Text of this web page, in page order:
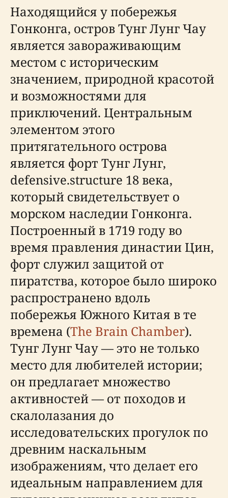
Находящийся у побережья
Гонконга, остров Тунг Лунг Чау
является завораживающим
местом с историческим
значением, природной красотой
и возможностями для
приключений. Центральным
элементом этого
притягательного острова
является форт Тунг Лунг,
defensive.structure 18 века,
который свидетельствует о
морском наследии Гонконга.
Построенный в 1719 году во
время правления династии Цин,
форт служил защитой от
пиратства, которое было широко
распространено вдоль
побережья Южного Китая в те
времена (The Brain Chamber).
Тунг Лунг Чау — это не только
место для любителей истории;
он предлагает множество
активностей — от походов и
скалолазания до
исследовательских прогулок по
древним наскальным
изображениям, что делает его
идеальным направлением для